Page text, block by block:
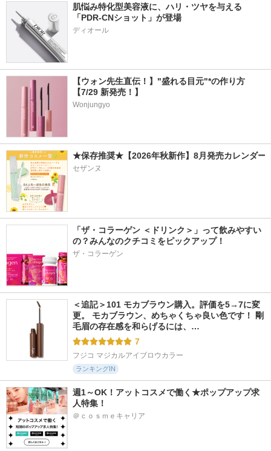
肌悩み特化型美容液に、ハリ・ツヤを与える
「PDR-CNショット」が登場
【ウォン先生直伝！】"盛れる目元"*の作り方
【7/29 新発売！】
Wonjungyo
★保存推奨★【2026年秋新作】8月発売カレンダー
セザンヌ
「ザ・コラーゲン ＜ドリンク＞」って飲みやすい
の？みんなのクチコミをピックアップ！
ザ・コラーゲン
＜追記＞101 モカブラウン購入。評価を5→7に変
更。 モカブラウン、めちゃくちゃ良い色です！ 剛
毛眉の存在感を和らげるには、…
7
フジコ マジカルアイブロウカラー
ランキングIN
週1～OK！アットコスメで働く★ポップアップ求
人特集！
＠ｃｏｓｍｅキャリア